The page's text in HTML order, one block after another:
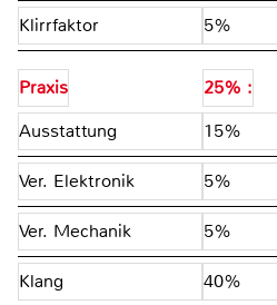
Klirrfaktor 5%
Praxis
25% :
Ausstattung
15%
Ver. Elektronik 5%
Ver. Mechanik 5%
Klang 40%